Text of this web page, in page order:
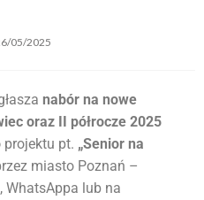
05/2025
nabór na nowe
oraz II półrocze 2025
projektu pt. „Senior na
miasto Poznań –
WhatsAppa lub na